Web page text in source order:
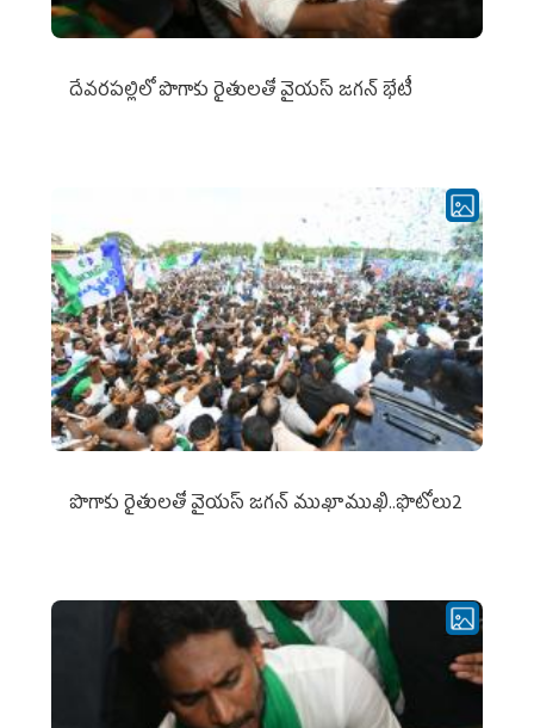
దేవరపల్లిలో పొగాకు రైతులతో వైయస్ జగన్ భేటీ
పొగాకు రైతుల‌తో వైయ‌స్ జ‌గ‌న్ ముఖాముఖి..ఫొటోలు2